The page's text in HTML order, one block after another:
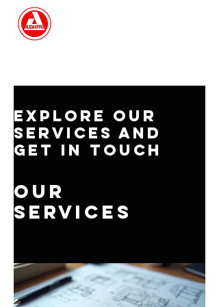
Explore our
services and
get in touch
Our
Services